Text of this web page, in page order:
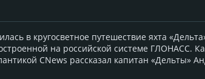
в кругосветное путешествие яхта
на российской системе ГЛОНАСС.
CNews рассказал капитан «Дельты»